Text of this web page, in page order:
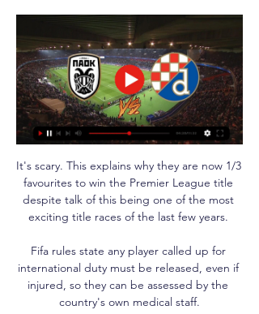
It's scary. This explains why they are now 1/3
favourites to win the Premier League title
despite talk of this being one of the most
exciting title races of the last few years.
Fifa rules state any player called up for
international duty must be released, even if
injured, so they can be assessed by the
country's own medical staff.